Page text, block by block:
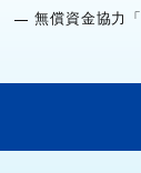
無償資金協力